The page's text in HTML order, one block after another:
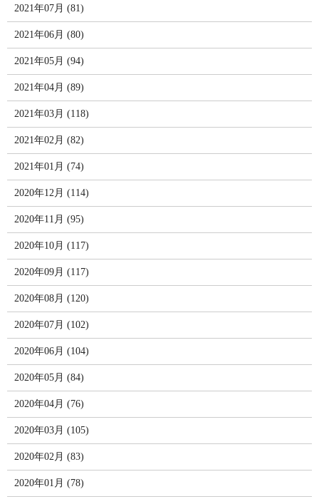
2021年07月 (81)
2021年06月 (80)
2021年05月 (94)
2021年04月 (89)
2021年03月 (118)
2021年02月 (82)
2021年01月 (74)
2020年12月 (114)
2020年11月 (95)
2020年10月 (117)
2020年09月 (117)
2020年08月 (120)
2020年07月 (102)
2020年06月 (104)
2020年05月 (84)
2020年04月 (76)
2020年03月 (105)
2020年02月 (83)
2020年01月 (78)